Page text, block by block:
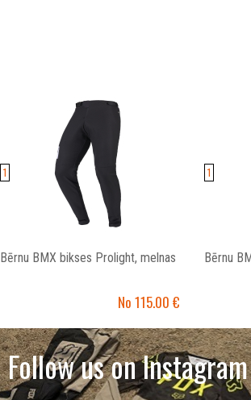
1
Bērnu BMX bikses Prolight, melnas
No 115.00
1
Bērnu
Follow us on Instagram